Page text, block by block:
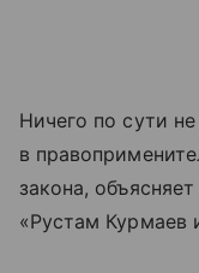
Ничего по сути
в
закона,
«Рустам Курмаев